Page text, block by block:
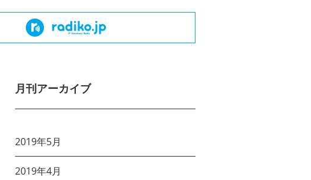
月刊アーカイブ
2019年5月
2019年4月